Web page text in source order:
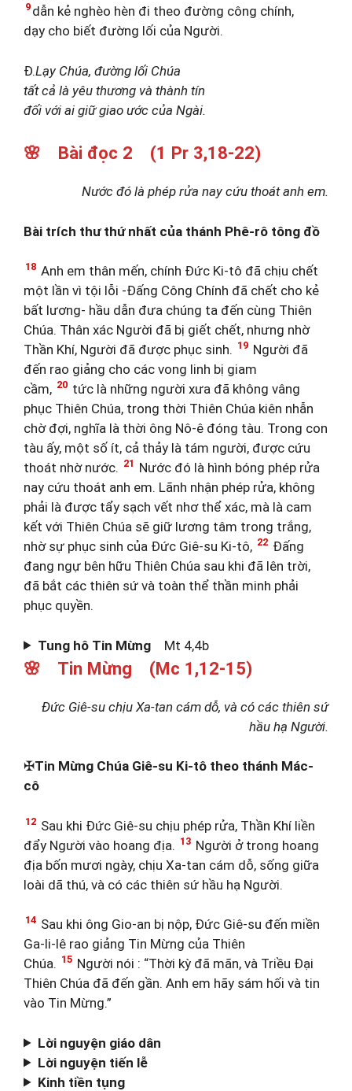
9 dẫn kẻ nghèo hèn đi theo đường công chính,
dạy cho biết đường lối của Người.
Đ.Lạy Chúa, đường lối Chúa
tất cả là yêu thương và thành tín
đối với ai giữ giao ước của Ngài.
🌸 Bài đọc 2 (1 Pr 3,18-22)
Nước đó là phép rửa nay cứu thoát anh em.
Bài trích thư thứ nhất của thánh Phê-rô tông đồ
18 Anh em thân mến, chính Đức Ki-tô đã chịu chết
một lần vì tội lỗi -Đấng Công Chính đã chết cho kẻ
bất lương- hầu dẫn đưa chúng ta đến cùng Thiên
Chúa. Thân xác Người đã bị giết chết, nhưng nhờ
Thần Khí, Người đã được phục sinh. 19 Người đã
đến rao giảng cho các vong linh bị giam
cầm, 20 tức là những người xưa đã không vâng
phục Thiên Chúa, trong thời Thiên Chúa kiên nhẫn
chờ đợi, nghĩa là thời ông Nô-ê đóng tàu. Trong con
tàu ấy, một số ít, cả thảy là tám người, được cứu
thoát nhờ nước. 21 Nước đó là hình bóng phép rửa
nay cứu thoát anh em. Lãnh nhận phép rửa, không
phải là được tẩy sạch vết nhơ thể xác, mà là cam
kết với Thiên Chúa sẽ giữ lương tâm trong trắng,
nhờ sự phục sinh của Đức Giê-su Ki-tô, 22 Đấng
đang ngự bên hữu Thiên Chúa sau khi đã lên trời,
đã bắt các thiên sứ và toàn thể thần minh phải
phục quyền.
Tung hô Tin Mừng Mt 4,4b
🌸 Tin Mừng (Mc 1,12-15)
Đức Giê-su chịu Xa-tan cám dỗ, và có các thiên sứ
hầu hạ Người.
✠Tin Mừng Chúa Giê-su Ki-tô theo thánh Mác-
cô
12 Sau khi Đức Giê-su chịu phép rửa, Thần Khí liền
đẩy Người vào hoang địa. 13 Người ở trong hoang
địa bốn mươi ngày, chịu Xa-tan cám dỗ, sống giữa
loài dã thú, và có các thiên sứ hầu hạ Người.
14 Sau khi ông Gio-an bị nộp, Đức Giê-su đến miền
Ga-li-lê rao giảng Tin Mừng của Thiên
Chúa. 15 Người nói : “Thời kỳ đã mãn, và Triều Đại
Thiên Chúa đã đến gần. Anh em hãy sám hối và tin
vào Tin Mừng.”
Lời nguyện giáo dân
Lời nguyện tiến lễ
Kinh tiền tụng